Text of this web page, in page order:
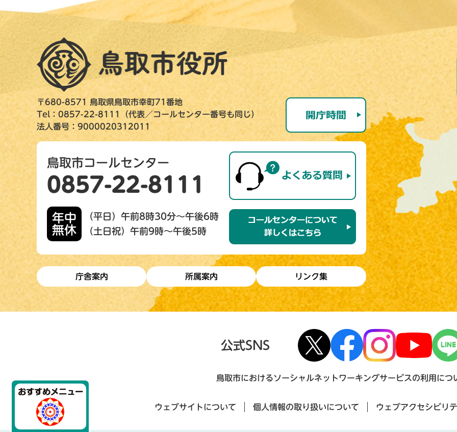
〒680-8571 鳥取県鳥取市幸町71番地
Tel：0857-22-8111（代表／コールセンター番号も同じ）
法人番号：9000020312011
鳥取市コールセンター
0857-22-8111
年中
無休
（平日）午前8時30分～午後6時
（土日祝）午前9時～午後5時
庁舎案内 所属案内 リンク集
公式SNS
鳥取市におけるソーシャルネットワーキングサービスの利用につ
ウェブサイトについて 個人情報の取り扱いについて ウェブアクセシビリ